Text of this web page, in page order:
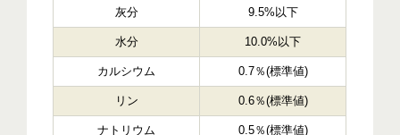
灰分 9.5%以下
水分 10.0%以下
カルシウム 0.7％(標準値)
リン 0.6％(標準値)
ナトリウム 0.5％(標準値)